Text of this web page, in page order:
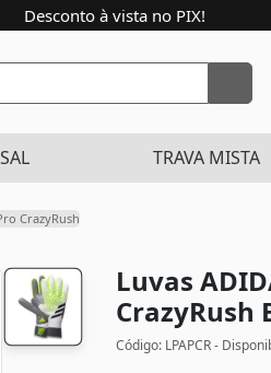
Desconto à vista no PIX!
TRAVA MISTA
CrazyRush
Luvas
CrazyRush
Código: LPAPCR -